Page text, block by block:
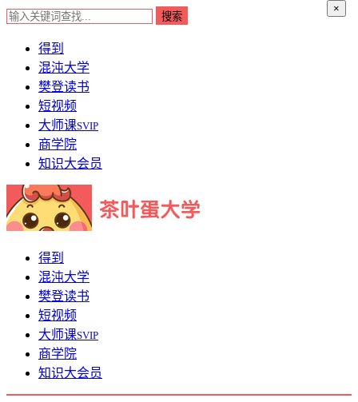
×
得到
混沌大学
樊登读书
短视频
大师课SVIP
商学院
知识大会员
得到
混沌大学
樊登读书
短视频
大师课SVIP
商学院
知识大会员